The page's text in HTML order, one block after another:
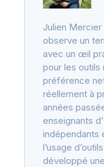
Julien
observe un
avec un œil
pour les outils
préférence
réellement à
années
enseignants
indépendants
l’usage
développé